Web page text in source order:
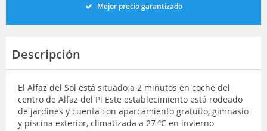
Mejor precio garantizado
Descripción
El Alfaz del Sol está situado a 2 minutos en coche del
centro de Alfaz del Pi Este establecimiento está rodeado
de jardines y cuenta con aparcamiento gratuito, gimnasio
y piscina exterior, climatizada a 27 ºC en invierno